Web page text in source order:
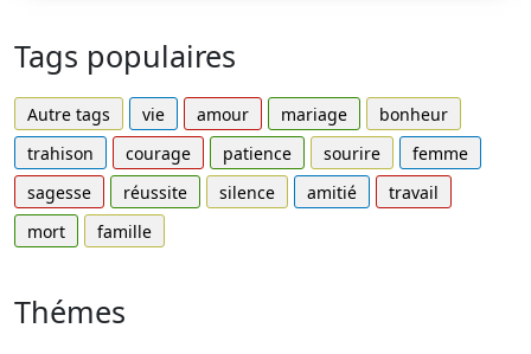
Tags populaires
Autre tags vie amour mariage
bonheur
trahison
courage patience sourire
femme
sagesse
réussite silence amitié
travail
mort
famille
Thémes